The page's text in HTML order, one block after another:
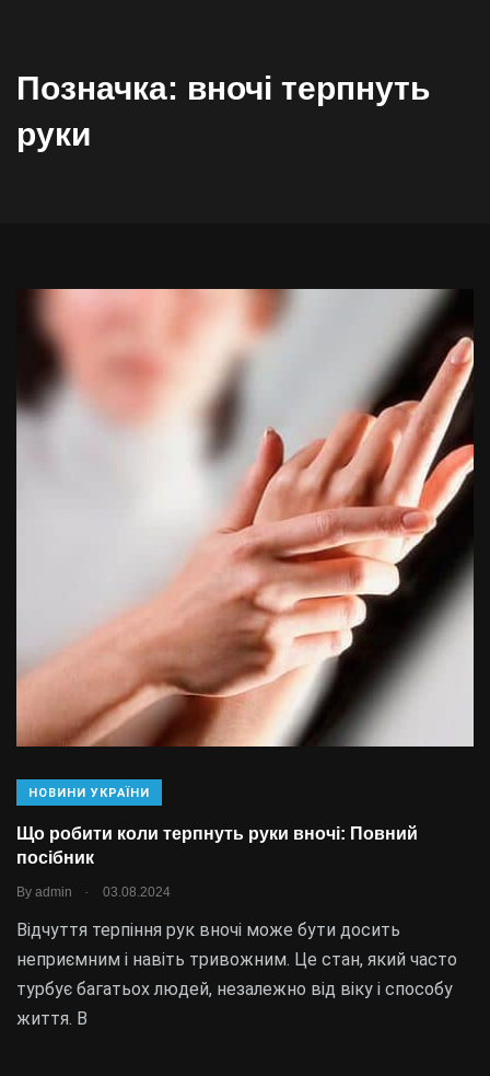
Позначка: вночі терпнуть
руки
НОВИНИ УКРАЇНИ
Що робити коли терпнуть руки вночі: Повний
посібник
By admin . 03.08.2024
Відчуття терпіння рук вночі може бути досить
неприємним і навіть тривожним. Це стан, який часто
турбує багатьох людей, незалежно від віку і способу
життя. В